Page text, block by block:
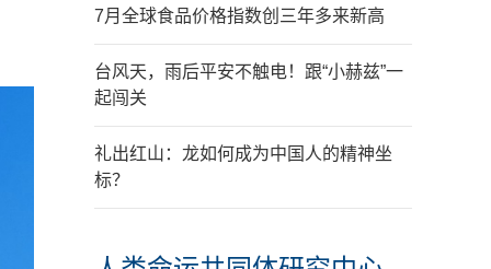
7月全球食品价格指数创三年多来新高
台风天，雨后平安不触电！跟“小赫兹”一
起闯关
礼出红山：龙如何成为中国人的精神坐
标？